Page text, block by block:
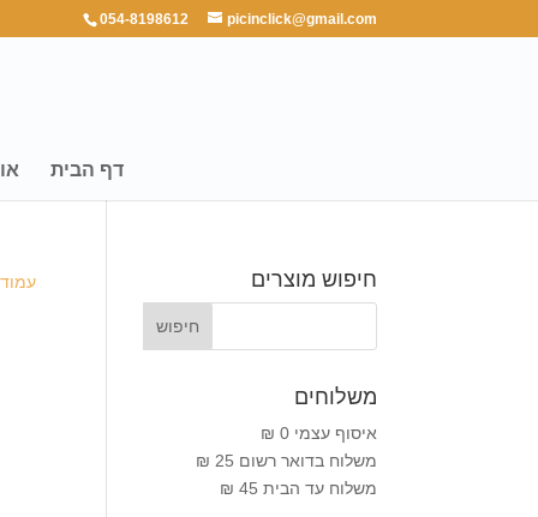
054-8198612 picinclick@gmail.com
דף הבית
חיפוש מוצרים
משלוחים
איסוף עצמי 0 ₪
משלוח בדואר רשום 25 ₪
משלוח עד הבית 45 ₪